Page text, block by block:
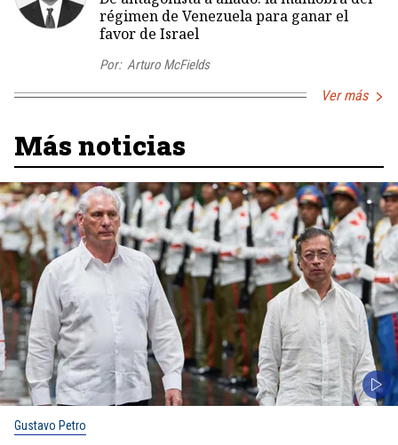
régimen de Venezuela para ganar el
favor de Israel
Por: Arturo McFields
Ver más
Más noticias
Gustavo Petro